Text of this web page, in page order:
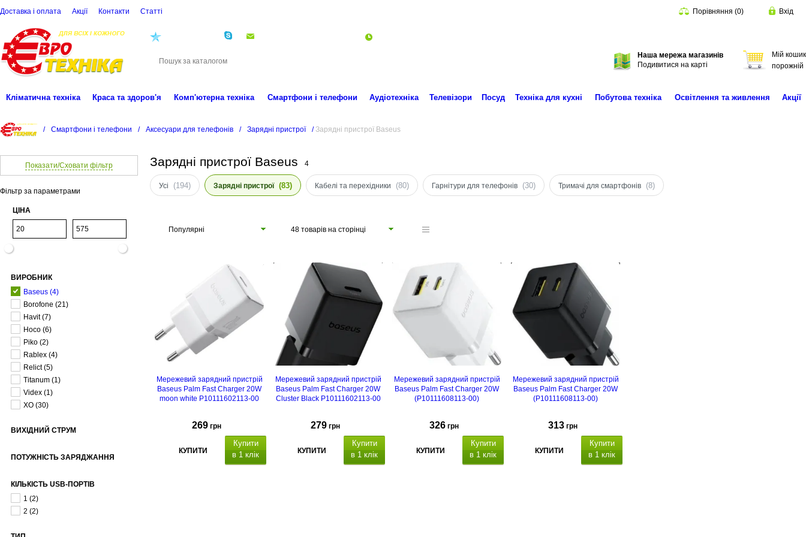
Доставка і оплата Акції Контакти Статті Порівняння (0) Вхід
Наша мережа магазинів
Подивитися на карті
Мій кошик
порожній
Кліматична техніка Краса та здоров'я Комп'ютерна техніка Смартфони і телефони Аудіотехніка Телевізори Посуд Техніка для кухні Побутова техніка Освітлення та живлення Акції
/ Смартфони і телефони / Аксесуари для телефонів / Зарядні пристрої / Зарядні пристрої Baseus
Показати/Сховати фільтр
Фільтр за параметрами
ЦІНА
ВИРОБНИК
Baseus (4)
Borofone (21)
Havit (7)
Hoco (6)
Piko (2)
Rablex (4)
Relict (5)
Titanum (1)
Videx (1)
XO (30)
ВИХІДНИЙ СТРУМ
ПОТУЖНІСТЬ ЗАРЯДЖАННЯ
КІЛЬКІСТЬ USB-ПОРТІВ
1 (2)
2 (2)
Зарядні пристрої Baseus 4
Усі (194) Зарядні пристрої (83) Кабелі та перехідники (80) Гарнітури для телефонів (30) Тримачі для смартфонів (8)
Популярні 48 товарів на сторінці
Мережевий зарядний пристрій
Baseus Palm Fast Charger 20W
moon white P10111602113-00
269 грн
КУПИТИ
Купити
в 1 клік
Мережевий зарядний пристрій
Baseus Palm Fast Charger 20W
Cluster Black P10111602113-00
279 грн
КУПИТИ
Купити
в 1 клік
Мережевий зарядний пристрій
Baseus Palm Fast Charger 20W
(P10111608113-00)
326 грн
КУПИТИ
Купити
в 1 клік
Мережевий зарядний пристрій
Baseus Palm Fast Charger 20W
(P10111608113-00)
313 грн
КУПИТИ
Купити
в 1 клік